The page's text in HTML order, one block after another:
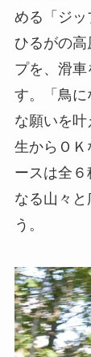
める「ジッ
ひるがの
プを、滑
す。「鳥
な願いを
生からＯＫ
ースは全
なる山々
う。